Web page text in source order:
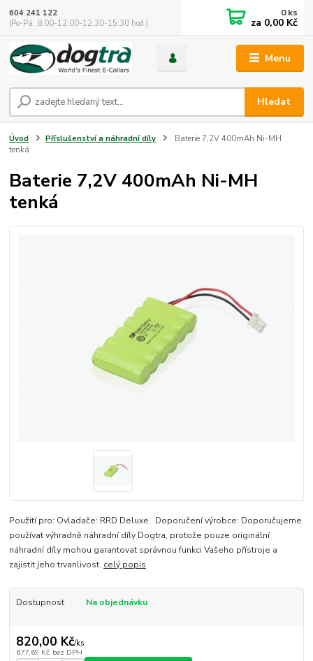
Menu
Hledat
604 241 122
(Po-Pá, 8:00-12:00-12:30-15:30 hod.)
0ks
za 0,00 Kč
Úvod Příslušenství a náhradní díly
Baterie 7,2V 400mAh Ni-MH
tenká
Baterie 7,2V 400mAh Ni-MH
tenká
Použití pro: Ovladače: RRD Deluxe Doporučení výrobce: Doporučujeme
používat výhradně náhradní díly Dogtra, protože pouze originální
náhradní díly mohou garantovat správnou funkci Vašeho přístroje a
zajistit jeho trvanlivost. celý popis
Dostupnost Na objednávku
820,00 Kč/ks
677,69 Kč bez DPH